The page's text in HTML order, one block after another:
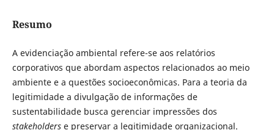
Resumo
A evidenciação ambiental refere-se aos relatórios
corporativos que abordam aspectos relacionados ao meio
ambiente e a questões socioeconômicas. Para a teoria da
legitimidade a divulgação de informações de
sustentabilidade busca gerenciar impressões dos
stakeholderse preservar a legitimidade organizacional.